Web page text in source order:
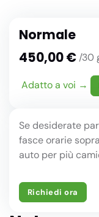
Normale
450,00 €/30
Adatto a voi →
Se desiderate
fasce orarie
auto per più
Richiedi ora